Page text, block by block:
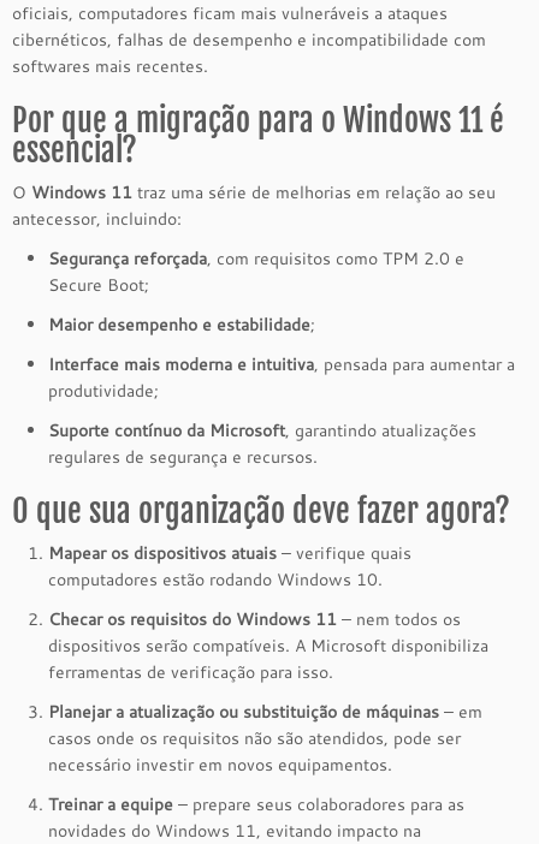
oficiais, computadores ficam mais vulneráveis a ataques
cibernéticos, falhas de desempenho e incompatibilidade com
softwares mais recentes.
Por que a migração para o Windows 11 é
essencial?
O Windows 11 traz uma série de melhorias em relação ao seu
antecessor, incluindo:
Segurança reforçada, com requisitos como TPM 2.0 e
Secure Boot;
Maior desempenho e estabilidade;
Interface mais moderna e intuitiva, pensada para aumentar a
produtividade;
Suporte contínuo da Microsoft, garantindo atualizações
regulares de segurança e recursos.
O que sua organização deve fazer agora?
Mapear os dispositivos atuais – verifique quais
computadores estão rodando Windows 10.
Checar os requisitos do Windows 11 – nem todos os
dispositivos serão compatíveis. A Microsoft disponibiliza
ferramentas de verificação para isso.
Planejar a atualização ou substituição de máquinas – em
casos onde os requisitos não são atendidos, pode ser
necessário investir em novos equipamentos.
Treinar a equipe – prepare seus colaboradores para as
novidades do Windows 11, evitando impacto na